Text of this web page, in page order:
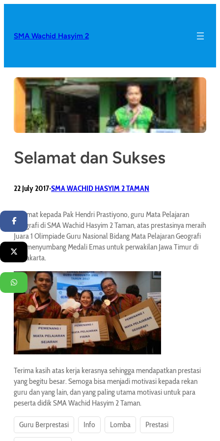
SMA Wachid Hasyim 2
Selamat dan Sukses
22 July 2017•SMA WACHID HASYIM 2 TAMAN
Selamat kepada Pak Hendri Prastiyono, guru Mata Pelajaran
Geografi di SMA Wachid Hasyim 2 Taman, atas prestasinya meraih
Juara 1 Olimpiade Guru Nasional Bidang Mata Pelajaran Geografi
dan menyumbang Medali Emas untuk perwakilan Jawa Timur di
Yogjakarta.
Terima kasih atas kerja kerasnya sehingga mendapatkan prestasi
yang begitu besar. Semoga bisa menjadi motivasi kepada rekan
guru dan yang lain, dan yang paling utama motivasi untuk para
peserta didik SMA Wachid Hasyim 2 Taman.
Guru Berprestasi Info Lomba Prestasi
Facebook
Twitter
WhatsApp